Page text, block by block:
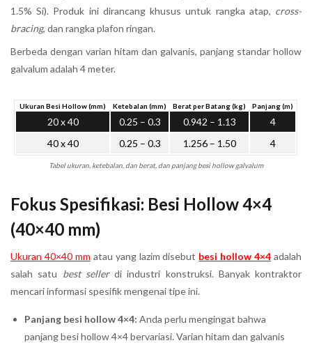
1.5% Si). Produk ini dirancang khusus untuk rangka atap, cross-
bracing, dan rangka plafon ringan.
Berbeda dengan varian hitam dan galvanis, panjang standar hollow
galvalum adalah 4 meter.
Ukuran Besi Hollow (mm) Ketebalan (mm) Berat per Batang (kg) Panjang (m)
20 x 40 0.25 – 0.3 0.942 – 1.13
4
40 x 40
0.25 – 0.3 1.256 – 1.50 4
Tabel ukuran, ketebalan, dan berat, dan panjang besi hollow galvalum
Fokus Spesifikasi: Besi Hollow 4×4
(40×40 mm)
Ukuran 40×40 mm atau yang lazim disebut besi hollow 4×4 adalah
salah satu best sellerdi industri konstruksi. Banyak kontraktor
mencari informasi spesifik mengenai tipe ini.
Panjang besi hollow 4×4: Anda perlu mengingat bahwa
panjang besi hollow 4×4 bervariasi. Varian hitam dan galvanis